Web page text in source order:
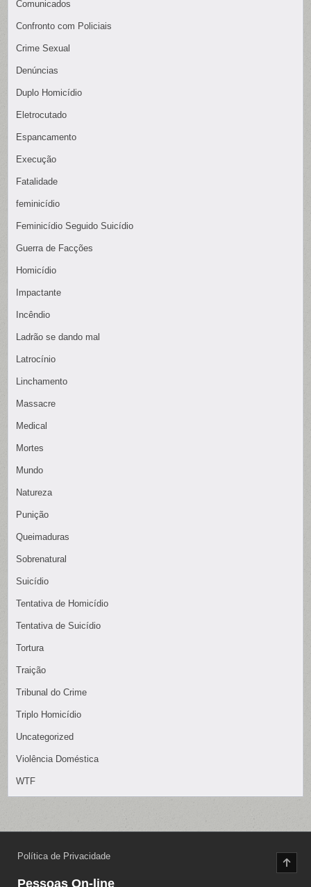
Comunicados
Confronto com Policiais
Crime Sexual
Denúncias
Duplo Homicídio
Eletrocutado
Espancamento
Execução
Fatalidade
feminicídio
Feminicídio Seguido Suicídio
Guerra de Facções
Homicídio
Impactante
Incêndio
Ladrão se dando mal
Latrocínio
Linchamento
Massacre
Medical
Mortes
Mundo
Natureza
Punição
Queimaduras
Sobrenatural
Suicídio
Tentativa de Homicídio
Tentativa de Suicídio
Tortura
Traição
Tribunal do Crime
Triplo Homicídio
Uncategorized
Violência Doméstica
WTF
Política de Privacidade
Pessoas On-line
TO